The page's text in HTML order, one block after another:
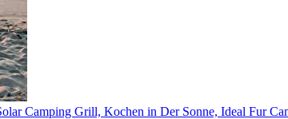
Camping Grill, Kochen in Der Sonne, Ideal Fur